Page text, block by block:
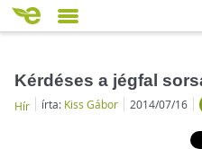
Kérdéses a jégfal
Hír írta: Kiss Gábor 2014/07/16